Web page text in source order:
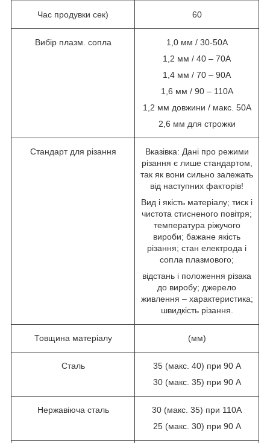
Час продувки сек) 60
Вибір плазм. сопла
1,0 мм / 30-50A
1,2 мм / 40 – 70A
1,4 мм / 70 – 90A
1,6 мм / 90 – 110A
1,2 мм довжини / макс. 50A
2,6 мм для строжки
Стандарт для різання
Вказівка: Дані про режими
різання є лише стандартом,
так як вони сильно залежать
від наступних факторів!
Вид і якість матеріалу; тиск і
чистота стисненого повітря;
температура ріжучого
вироби; бажане якість
різання; стан електрода і
сопла плазмового;
відстань і положення різака
до виробу; джерело
живлення – характеристика;
швидкість різання.
Товщина матеріалу (мм)
Сталь
35 (макс. 40) при 90 А
30 (макс. 35) при 90 A
Нержавіюча сталь 30 (макс. 35) при 110A
25 (макс. 30) при 90 A